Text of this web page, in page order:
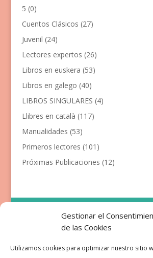
Gestionar el
de las Cookies
Utilizamos cookies para optimizar nuestro sitio
5 (0)
Cuentos Clásicos (27)
Juvenil (24)
Lectores expertos (26)
Libros en euskera (53)
Libros en galego (40)
LIBROS SINGULARES (4)
Llibres en català (117)
Manualidades (53)
Primeros lectores (101)
Próximas Publicaciones (12)
Empresa
Aviso Legal
Condiciones de Venta
Development & Design by